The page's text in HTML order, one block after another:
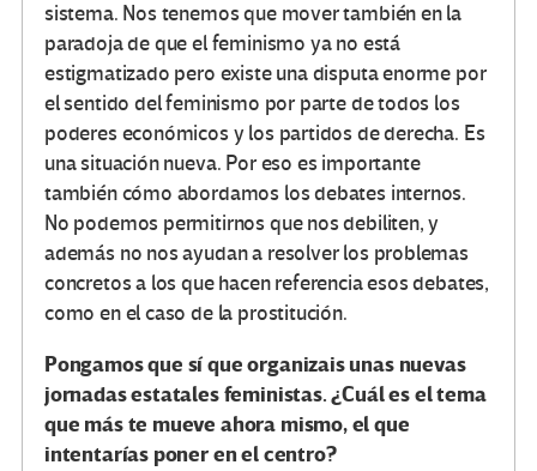
sistema. Nos tenemos que mover también en la
paradoja de que el feminismo ya no está
estigmatizado pero existe una disputa enorme por
el sentido del feminismo por parte de todos los
poderes económicos y los partidos de derecha. Es
una situación nueva. Por eso es importante
también cómo abordamos los debates internos.
No podemos permitirnos que nos debiliten, y
además no nos ayudan a resolver los problemas
concretos a los que hacen referencia esos debates,
como en el caso de la prostitución.
Pongamos que sí que organizais unas nuevas
jornadas estatales feministas. ¿Cuál es el tema
que más te mueve ahora mismo, el que
intentarías poner en el centro?